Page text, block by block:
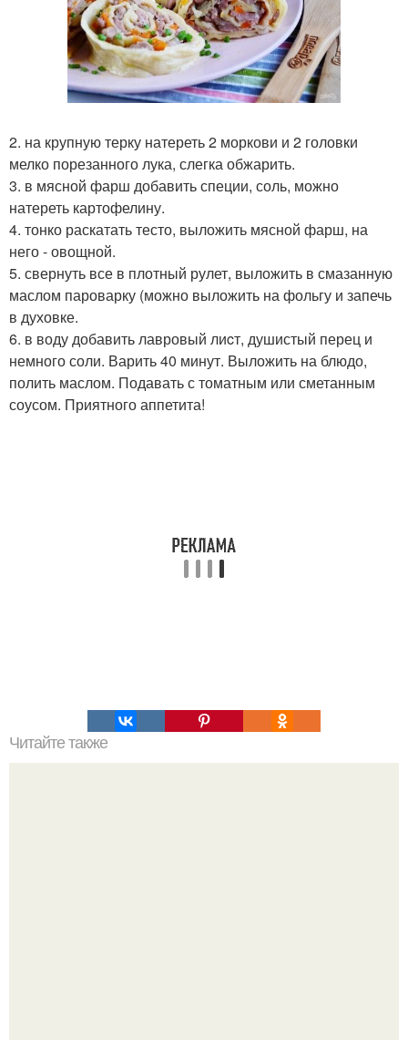
2. на крупную терку натереть 2 моркови и 2 головки
мелко порезанного лука, слегка обжарить.
3. в мясной фарш добавить специи, соль, можно
натереть картофелину.
4. тонко раскатать тесто, выложить мясной фарш, на
него - овощной.
5. свернуть все в плотный рулет, выложить в смазанную
маслом пароварку (можно выложить на фольгу и запечь
в духовке.
6. в воду добавить лавровый лиcт, душистый перец и
немного соли. Варить 40 минут. Выложить на блюдо,
полить маслом. Подавать с томатным или сметанным
соусом. Приятного аппетита!
Читайте также